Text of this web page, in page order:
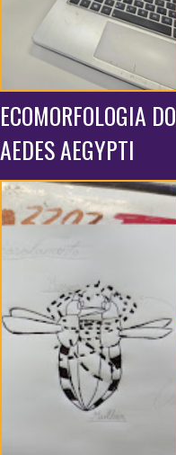
ECOMORFOLOGIA DO
AEDES AEGYPTI